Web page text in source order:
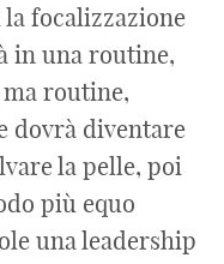
focalizzazione
in una routine,
routine,
dovrà diventare
la pelle, poi
più equo
una leadership